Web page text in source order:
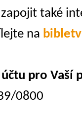
také
na
účtu pro Vaší
0800